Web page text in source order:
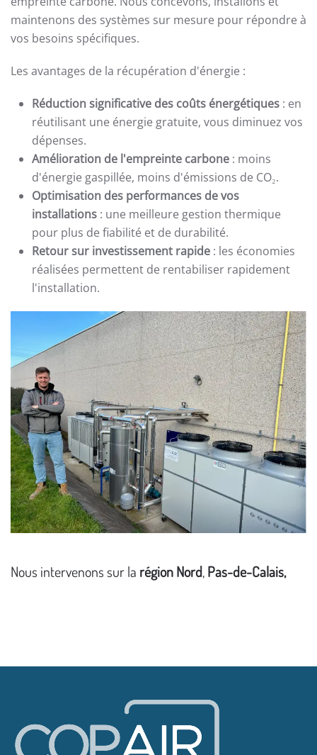
maintenons des systèmes sur mesure pour répondre à
vos besoins spécifiques.
Les avantages de la récupération d'énergie :
Réduction significative des coûts énergétiques : en
réutilisant une énergie gratuite, vous diminuez vos
dépenses.
Amélioration de l'empreinte carbone : moins
d'énergie gaspillée, moins d'émissions de CO₂.
Optimisation des performances de vos
installations : une meilleure gestion thermique
pour plus de fiabilité et de durabilité.
Retour sur investissement rapide : les économies
réalisées permettent de rentabiliser rapidement
l'installation.
Nous intervenons sur la région Nord,Pas-de-Calais,